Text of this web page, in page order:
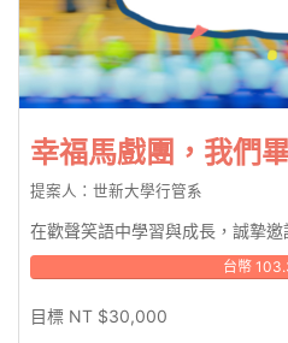
幸福馬戲團，我們
提案人：世新大學行管系
在歡聲笑語中學習與成長，誠摯邀
台幣
目標 NT $30,000